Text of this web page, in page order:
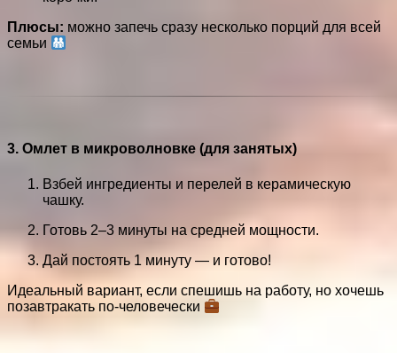
Плюсы: можно запечь сразу несколько порций для всей
семьи
3. Омлет в микроволновке (для занятых)
Взбей ингредиенты и перелей в керамическую
чашку.
Готовь 2–3 минуты на средней мощности.
Дай постоять 1 минуту — и готово!
Идеальный вариант, если спешишь на работу, но хочешь
позавтракать по-человечески